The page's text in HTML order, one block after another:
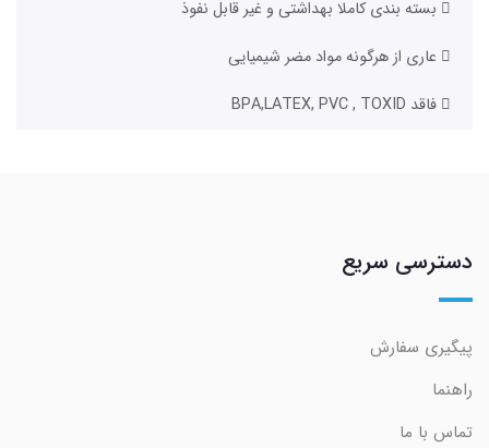
 بسته بندی کاملا بهداشتی و غیر قابل نفوذ
 عاری از هرگونه مواد مضر شیمیایی
 فاقد BPA,LATEX, PVC , TOXID
دسترسی سریع
پیگیری سفارش
راهنما
تماس با ما